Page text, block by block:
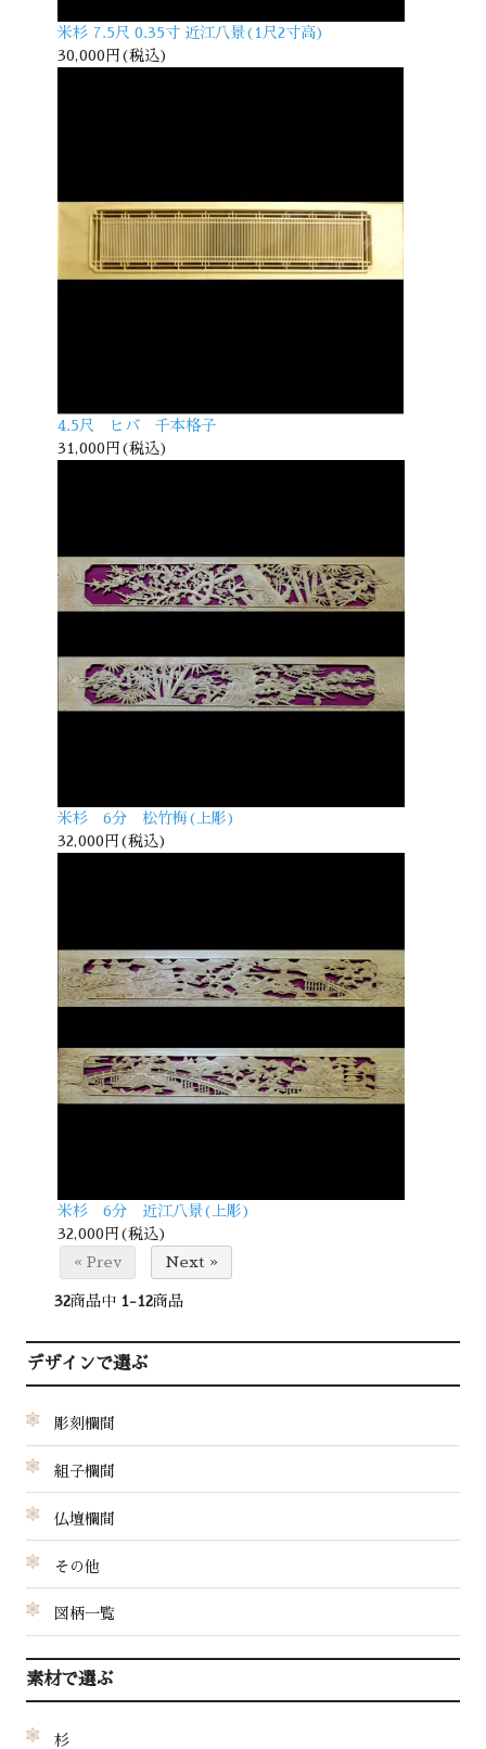
米杉 7.5尺 0.35寸 近江八景(1尺2寸高)
30,000円(税込)
4.5尺 ヒバ 千本格子
31,000円(税込)
米杉 6分 松竹梅(上彫)
32,000円(税込)
米杉 6分 近江八景(上彫)
32,000円(税込)
« Prev
Next »
32商品中 1-12商品
デザインで選ぶ
彫刻欄間
組子欄間
仏壇欄間
その他
図柄一覧
素材で選ぶ
杉